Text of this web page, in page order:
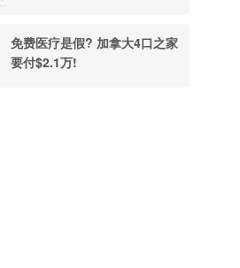
免费医疗是假? 加拿大4口之家
要付$2.1万!